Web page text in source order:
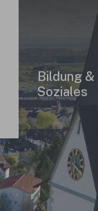
Bildung &
Soziales